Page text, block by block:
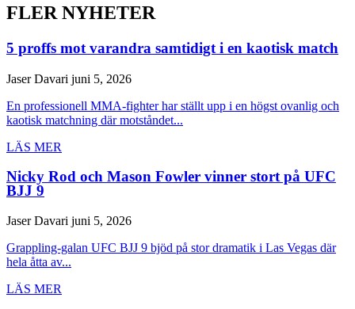
FLER NYHETER
5 proffs mot varandra samtidigt i en kaotisk match
Jaser Davari juni 5, 2026
En professionell MMA-fighter har ställt upp i en högst ovanlig och
kaotisk matchning där motståndet...
LÄS MER
Nicky Rod och Mason Fowler vinner stort på UFC
BJJ 9
Jaser Davari juni 5, 2026
Grappling-galan UFC BJJ 9 bjöd på stor dramatik i Las Vegas där
hela åtta av...
LÄS MER